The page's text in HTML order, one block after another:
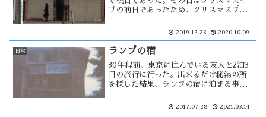
ブの前日であったため、クリスマスプレ
った。しかし、新天皇即位でその日が祝
きな影響はあるのだろうか？
2019.12.23 2020.10.09
日常 ランプの宿
30年程前、東京に住んでいる友人と2泊3
日の旅行に行った。出来るだけ秘湯の所
を探した結果、ランプの宿に泊まる事に
で陸軍部隊が目指した田代温泉でした。
2017.07.28 2021.03.14